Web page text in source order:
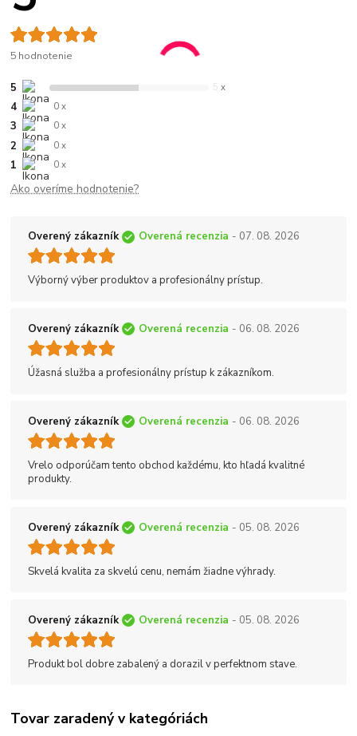
5 hodnotenie
5 5 x
4 0 x
3 0 x
2 0 x
1 0 x
Ako overíme hodnotenie?
Overený zákazník Overená recenzia - 07. 08. 2026
Výborný výber produktov a profesionálny prístup.
Overený zákazník Overená recenzia - 06. 08. 2026
Úžasná služba a profesionálny prístup k zákazníkom.
Overený zákazník Overená recenzia - 06. 08. 2026
Vrelo odporúčam tento obchod každému, kto hľadá kvalitné
produkty.
Overený zákazník Overená recenzia - 05. 08. 2026
Skvelá kvalita za skvelú cenu, nemám žiadne výhrady.
Overený zákazník Overená recenzia - 05. 08. 2026
Produkt bol dobre zabalený a dorazil v perfektnom stave.
Tovar zaradený v kategóriách